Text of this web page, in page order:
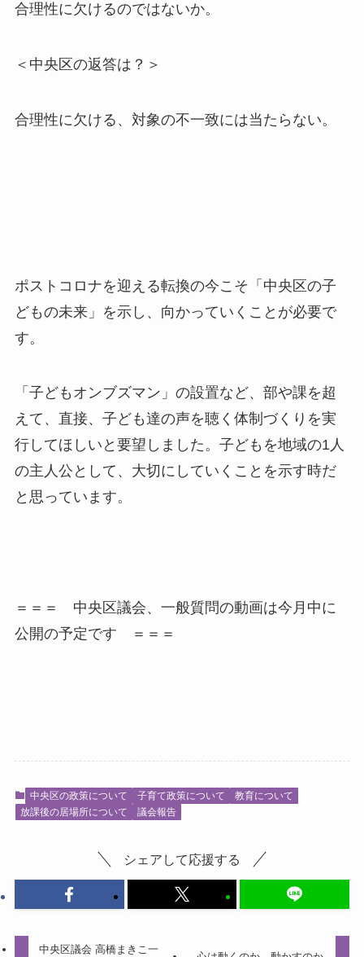
合理性に欠けるのではないか。
＜中央区の返答は？＞
合理性に欠ける、対象の不一致には当たらない。
ポストコロナを迎える転換の今こそ「中央区の子
どもの未来」を示し、向かっていくことが必要で
す。
「子どもオンブズマン」の設置など、部や課を超
えて、直接、子ども達の声を聴く体制づくりを実
行してほしいと要望しました。子どもを地域の1人
の主人公として、大切にしていくことを示す時だ
と思っています。
＝＝＝ 中央区議会、一般質問の動画は今月中に
公開の予定です ＝＝＝
中央区の政策について 子育て政策について
教育について
放課後の居場所について
議会報告
シェアして応援する
中央区議会 高橋まきこ一